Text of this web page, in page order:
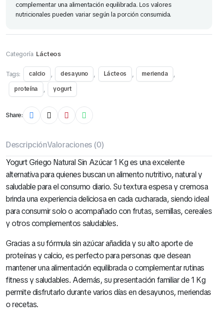
complementar una alimentación equilibrada. Los valores
nutricionales pueden variar según la porción consumida.
Categoría Lácteos
Tags: calcio , desayuno , Lácteos , merienda ,
proteína , yogurt
Share:
DescripciónValoraciones (0)
Yogurt Griego Natural Sin Azúcar 1 Kg es una excelente
alternativa para quienes buscan un alimento nutritivo, natural y
saludable para el consumo diario. Su textura espesa y cremosa
brinda una experiencia deliciosa en cada cucharada, siendo ideal
para consumir solo o acompañado con frutas, semillas, cereales
y otros complementos saludables.
Gracias a su fórmula sin azúcar añadida y su alto aporte de
proteínas y calcio, es perfecto para personas que desean
mantener una alimentación equilibrada o complementar rutinas
fitness y saludables. Además, su presentación familiar de 1 Kg
permite disfrutarlo durante varios días en desayunos, meriendas
o recetas.